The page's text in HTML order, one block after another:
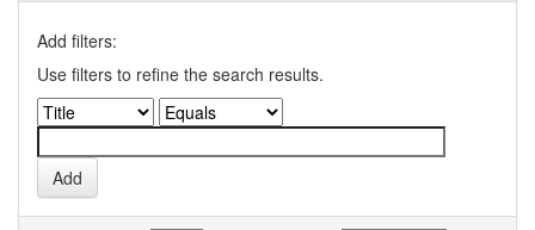
Add filters:
Use filters to refine the search results.